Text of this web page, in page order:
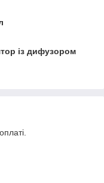
із дифузором